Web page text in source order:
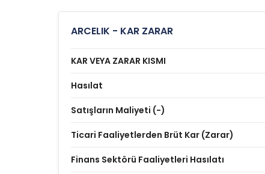
ARCELIK - KAR ZARAR
KAR VEYA ZARAR KISMI
Hasılat
Satışların Maliyeti (-)
Ticari Faaliyetlerden Brüt Kar (Zarar)
Finans Sektörü Faaliyetleri Hasılatı